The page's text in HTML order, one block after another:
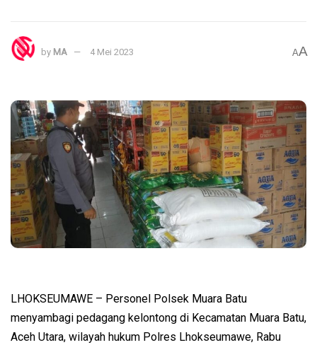
by MA 4 Mei 2023 AA
LHOKSEUMAWE – Personel Polsek Muara Batu
menyambagi pedagang kelontong di Kecamatan Muara Batu,
Aceh Utara, wilayah hukum Polres Lhokseumawe, Rabu